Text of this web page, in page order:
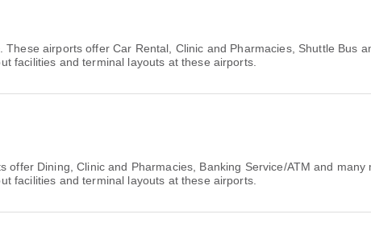
airports offer Car Rental, Clinic and Pharmacies, Shuttle Bus
facilities and terminal layouts at these airports.
Dining, Clinic and Pharmacies, Banking Service/ATM and many
facilities and terminal layouts at these airports.